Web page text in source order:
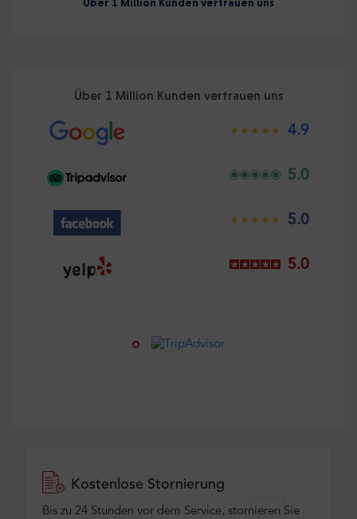
Über 1 Million Kunden vertrauen uns
4.9
5.0
5.0
5.0
Kostenlose Stornierung
Bis zu 24 Stunden vor dem Service, stornieren Sie